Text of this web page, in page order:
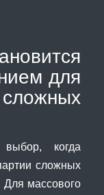
для
когда
сложных
Для массового